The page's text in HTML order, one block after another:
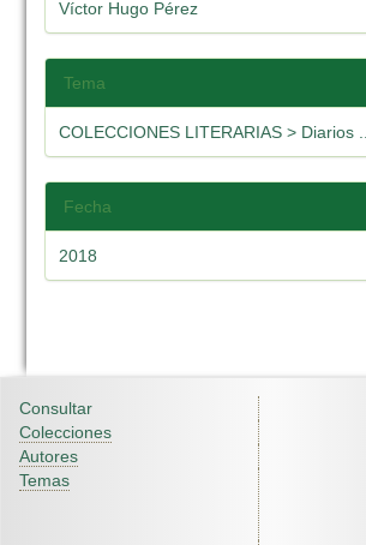
Víctor Hugo Pérez
Tema
COLECCIONES LITERARIAS > Diarios ...
Fecha
2018
Consultar
Colecciones
Autores
Temas